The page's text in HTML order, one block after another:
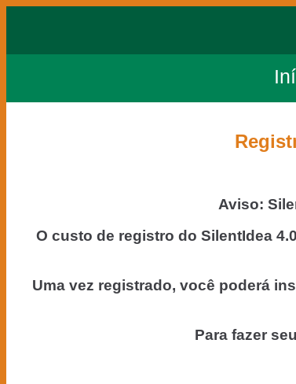
Aviso:
O custo de registro do SilentIdea
Uma vez registrado, você poderá
Para fazer